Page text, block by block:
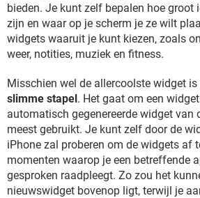
bieden. Je kunt zelf bepalen hoe groot
zijn en waar op je scherm je ze wilt
widgets waaruit je kunt kiezen, zoals
weer, notities, muziek en fitness.
Misschien wel de allercoolste widget
slimme stapel. Het gaat om een
automatisch gegenereerde widget van
meest gebruikt. Je kunt zelf door de
iPhone zal proberen om de widgets af
momenten waarop je een betreffende
gesproken raadpleegt. Zo zou het
nieuwswidget bovenop ligt, terwijl je